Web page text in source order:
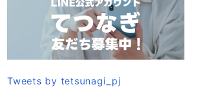
Tweets by tetsunagi_pj